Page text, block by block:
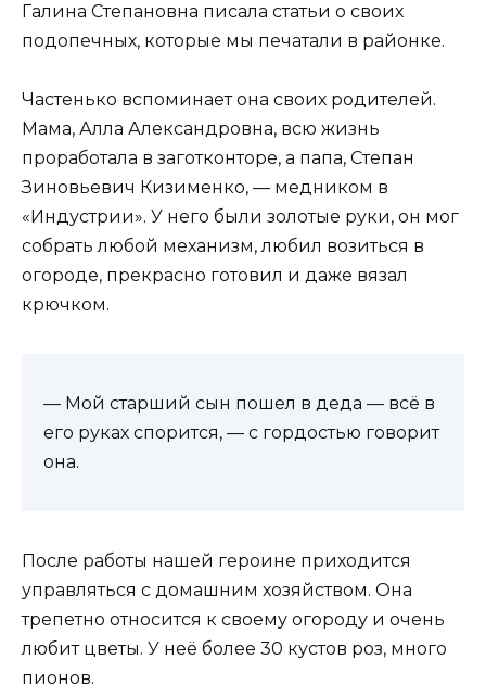
Галина Степановна писала статьи о своих
подопечных, которые мы печатали в районке.
Частенько вспоминает она своих родителей.
Мама, Алла Александровна, всю жизнь
проработала в заготконторе, а папа, Степан
Зиновьевич Кизименко, — медником в
«Индустрии». У него были золотые руки, он мог
собрать любой механизм, любил возиться в
огороде, прекрасно готовил и даже вязал
крючком.
— Мой старший сын пошел в деда — всё в
его руках спорится, — с гордостью говорит
она.
После работы нашей героине приходится
управляться с домашним хозяйством. Она
трепетно относится к своему огороду и очень
любит цветы. У неё более 30 кустов роз, много
пионов.